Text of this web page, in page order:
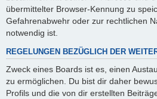
übermittelter Browser-Kennung zu
Gefahrenabwehr oder zur rechtlichen
notwendig ist.
REGELUNGEN BEZÜGLICH DER
Zweck eines Boards ist es, einen
zu ermöglichen. Du bist dir daher
Profils und die von dir erstellten